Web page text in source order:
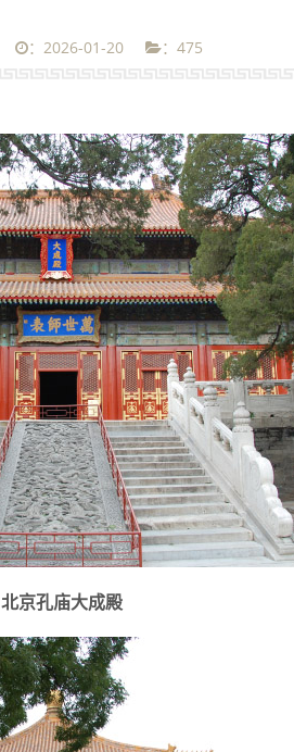
：2026-01-20 ： 475
北京孔庙大成殿